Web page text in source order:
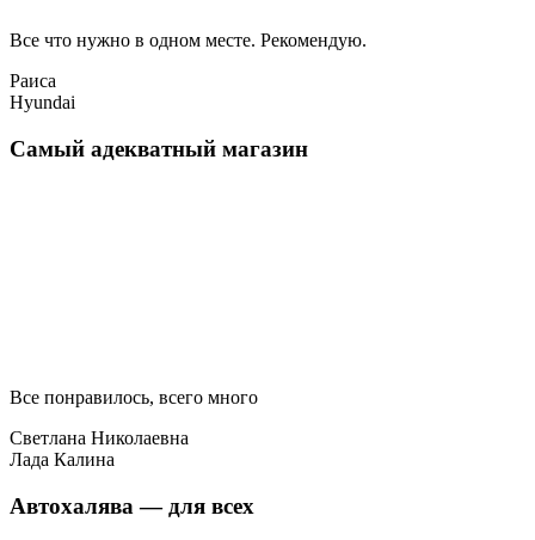
Все что нужно в одном месте. Рекомендую.
Раиса
Hyundai
Самый адекватный магазин
Все понравилось, всего много
Светлана Николаевна
Лада Калина
Автохалява — для всех